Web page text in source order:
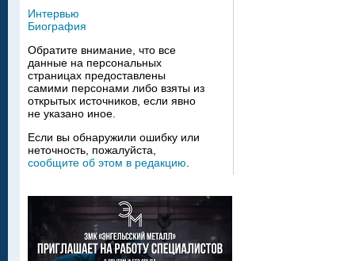
Интервью
Биография
Обратите внимание, что все
данные на персональных
страницах предоставлены
самими персонами либо взяты из
открытых источников, если явно
не указано иное.
Если вы обнаружили ошибку или
неточность, пожалуйста,
сообщите об этом в редакцию